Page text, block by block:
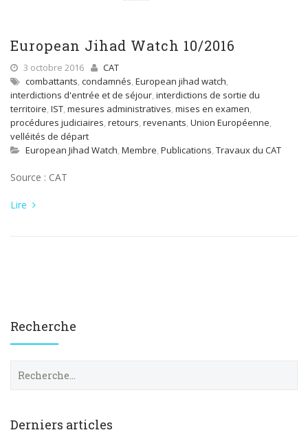
European Jihad Watch 10/2016
3 octobre 2016
CAT
combattants, condamnés, European jihad watch,
interdictions d'entrée et de séjour, interdictions de sortie du
territoire, IST, mesures administratives, mises en examen,
procédures judiciaires, retours, revenants, Union Européenne,
velléités de départ
European Jihad Watch, Membre, Publications, Travaux du CAT
Source : CAT
Lire
Recherche
e
Derniers articles